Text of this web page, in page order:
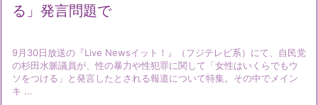
る」発言問題で
9月30日放送の『Live Newsイット！』（フジテレビ系）にて、自民党
の杉田水脈議員が、性の暴力や性犯罪に関して「女性はいくらでもウ
ソをつける」と発言したとされる報道について特集。その中でメイン
キ ...